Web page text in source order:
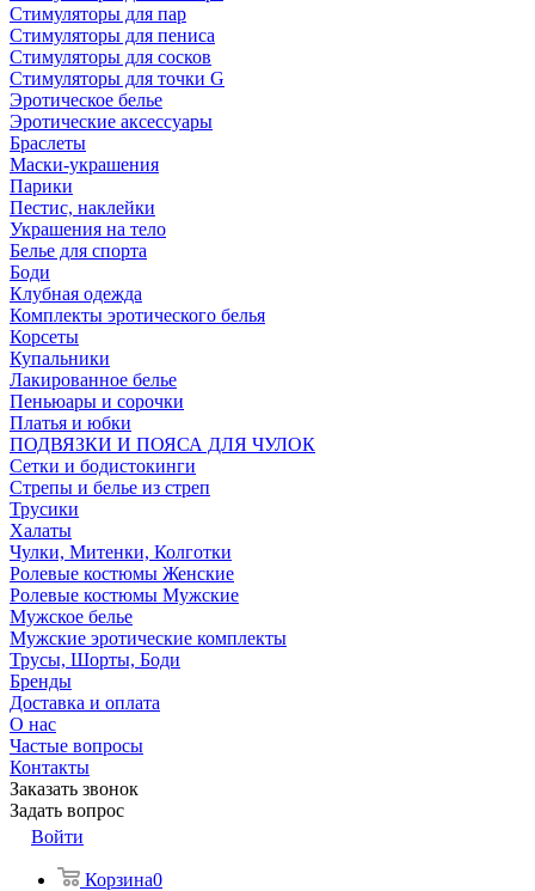
Стимуляторы для пар
Стимуляторы для пениса
Стимуляторы для сосков
Стимуляторы для точки G
Эротическое белье
Эротические аксессуары
Браслеты
Маски-украшения
Парики
Пестис, наклейки
Украшения на тело
Белье для спорта
Боди
Клубная одежда
Комплекты эротического белья
Корсеты
Купальники
Лакированное белье
Пеньюары и сорочки
Платья и юбки
ПОДВЯЗКИ И ПОЯСА ДЛЯ ЧУЛОК
Сетки и бодистокинги
Стрепы и белье из стреп
Трусики
Халаты
Чулки, Митенки, Колготки
Ролевые костюмы Женские
Ролевые костюмы Мужские
Мужское белье
Мужские эротические комплекты
Трусы, Шорты, Боди
Бренды
Доставка и оплата
О нас
Частые вопросы
Контакты
Заказать звонок
Задать вопрос
Войти
Корзина0